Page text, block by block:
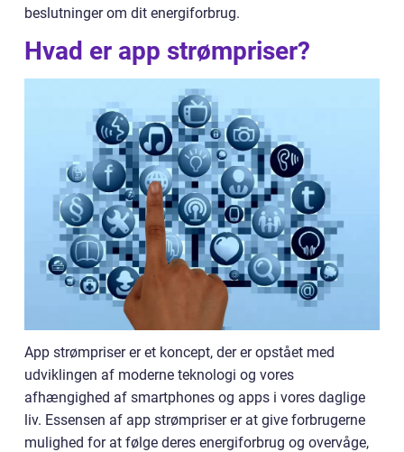
beslutninger om dit energiforbrug.
Hvad er app strømpriser?
App strømpriser er et koncept, der er opstået med
udviklingen af moderne teknologi og vores
afhængighed af smartphones og apps i vores daglige
liv. Essensen af app strømpriser er at give forbrugerne
mulighed for at følge deres energiforbrug og overvåge,